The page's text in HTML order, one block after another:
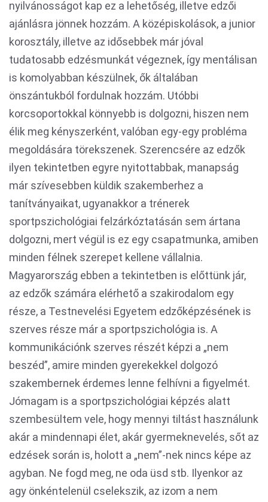
nyilvánosságot kap ez a lehetőség, illetve edzői
ajánlásra jönnek hozzám. A középiskolások, a junior
korosztály, illetve az idősebbek már jóval
tudatosabb edzésmunkát végeznek, így mentálisan
is komolyabban készülnek, ők általában
önszántukból fordulnak hozzám. Utóbbi
korcsoportokkal könnyebb is dolgozni, hiszen nem
élik meg kényszerként, valóban egy-egy probléma
megoldására törekszenek. Szerencsére az edzők
ilyen tekintetben egyre nyitottabbak, manapság
már szívesebben küldik szakemberhez a
tanítványaikat, ugyanakkor a trénerek
sportpszichológiai felzárkóztatásán sem ártana
dolgozni, mert végül is ez egy csapatmunka, amiben
minden félnek szerepet kellene vállalnia.
Magyarország ebben a tekintetben is előttünk jár,
az edzők számára elérhető a szakirodalom egy
része, a Testnevelési Egyetem edzőképzésének is
szerves része már a sportpszichológia is. A
kommunikációnk szerves részét képzi a „nem
beszéd”, amire minden gyerekekkel dolgozó
szakembernek érdemes lenne felhívni a figyelmét.
Jómagam is a sportpszichológiai képzés alatt
szembesültem vele, hogy mennyi tiltást használunk
akár a mindennapi élet, akár gyermeknevelés, sőt az
edzések során is, holott a „nem”-nek nincs képe az
agyban. Ne fogd meg, ne oda üsd stb. Ilyenkor az
agy önkéntelenül cselekszik, az izom a nem